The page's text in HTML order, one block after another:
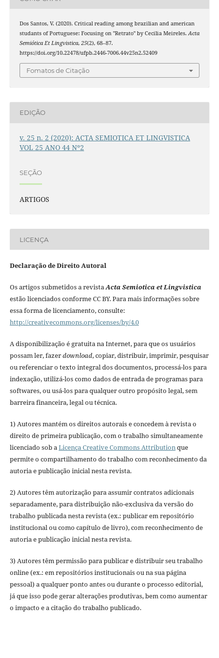
Dos Santos, V. (2020). Critical reading among brazilian and american
studants of Portuguese: Focusing on "Retrato" by Cecilia Meireles.Acta
Semiótica Et Lingvistica, 25(2), 68–87.
https://doi.org/10.22478/ufpb.2446-7006.44v25n2.52409
Fomatos de Citação
EDIÇÃO
v. 25 n. 2 (2020): ACTA SEMIOTICA ET LINGVISTICA
VOL 25 ANO 44 Nº2
SEÇÃO
ARTIGOS
LICENÇA
Declaração de Direito Autoral
Os artigos submetidos a revistaActa Semiotica et Lingvistica
estão licenciados conforme CC BY. Para mais informações sobre
essa forma de licenciamento, consulte:
http://creativecommons.org/licenses/by/4.0
A disponibilização é gratuita na Internet, para que os usuários
possam ler, fazerdownload, copiar, distribuir, imprimir, pesquisar
ou referenciar o texto integral dos documentos, processá-los para
indexação, utilizá-los como dados de entrada de programas para
softwares, ou usá-los para qualquer outro propósito legal, sem
barreira financeira, legal ou técnica.
1) Autores mantém os direitos autorais e concedem à revista o
direito de primeira publicação, com o trabalho simultaneamente
licenciado sob aLicença Creative Commons Attributionque
permite o compartilhamento do trabalho com reconhecimento da
autoria e publicação inicial nesta revista.
2) Autores têm autorização para assumir contratos adicionais
separadamente, para distribuição não-exclusiva da versão do
trabalho publicada nesta revista (ex.: publicar em repositório
institucional ou como capítulo de livro), com reconhecimento de
autoria e publicação inicial nesta revista.
3) Autores têm permissão para publicar e distribuir seu trabalho
online (ex.: em repositórios institucionais ou na sua página
pessoal) a qualquer ponto antes ou durante o processo editorial,
já que isso pode gerar alterações produtivas, bem como aumentar
o impacto e a citação do trabalho publicado.